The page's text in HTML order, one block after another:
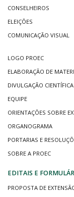
CONSELHEIROS
ELEIÇÕES
COMUNICAÇÃO VISUAL
LOGO PROEC
ELABORAÇÃO DE
DIVULGAÇÃO CIENTÍFICA
EQUIPE
ORIENTAÇÕES SOBRE
ORGANOGRAMA
PORTARIAS E
SOBRE A PROEC
EDITAIS E
PROPOSTA DE